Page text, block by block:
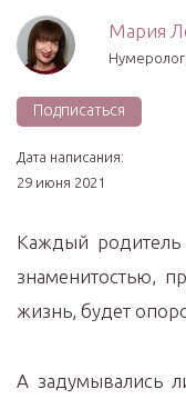
Мария
Подписаться
Дата написания:
29 июня 2021
Каждый родитель
знаменитостью,
жизнь, будет
А задумывались